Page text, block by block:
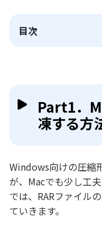
目次
Part1．
凍する方
Windows向けの圧縮
が、Macでも少し工
では、RARファイル
ていきます。